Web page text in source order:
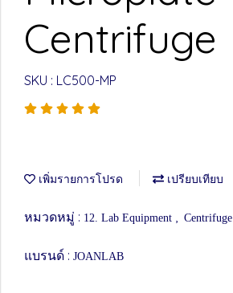
Centrifuge
SKU : LC500-MP
เพิ่มรายการโปรด เปรียบเทียบ
หมวดหมู่ : 12. Lab Equipment , Centrifuge
แบรนด์ : JOANLAB